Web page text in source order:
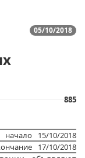
05/10/2018
885
начало
15/10/2018
17/10/2018